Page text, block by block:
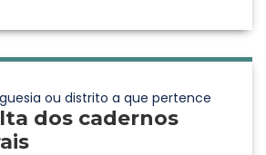
ou distrito a que pertence
dos cadernos